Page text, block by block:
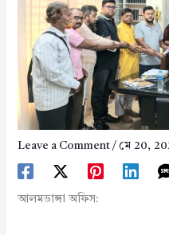
Leave a Comment / মে 20,
আলমডাঙ্গা অফিস: